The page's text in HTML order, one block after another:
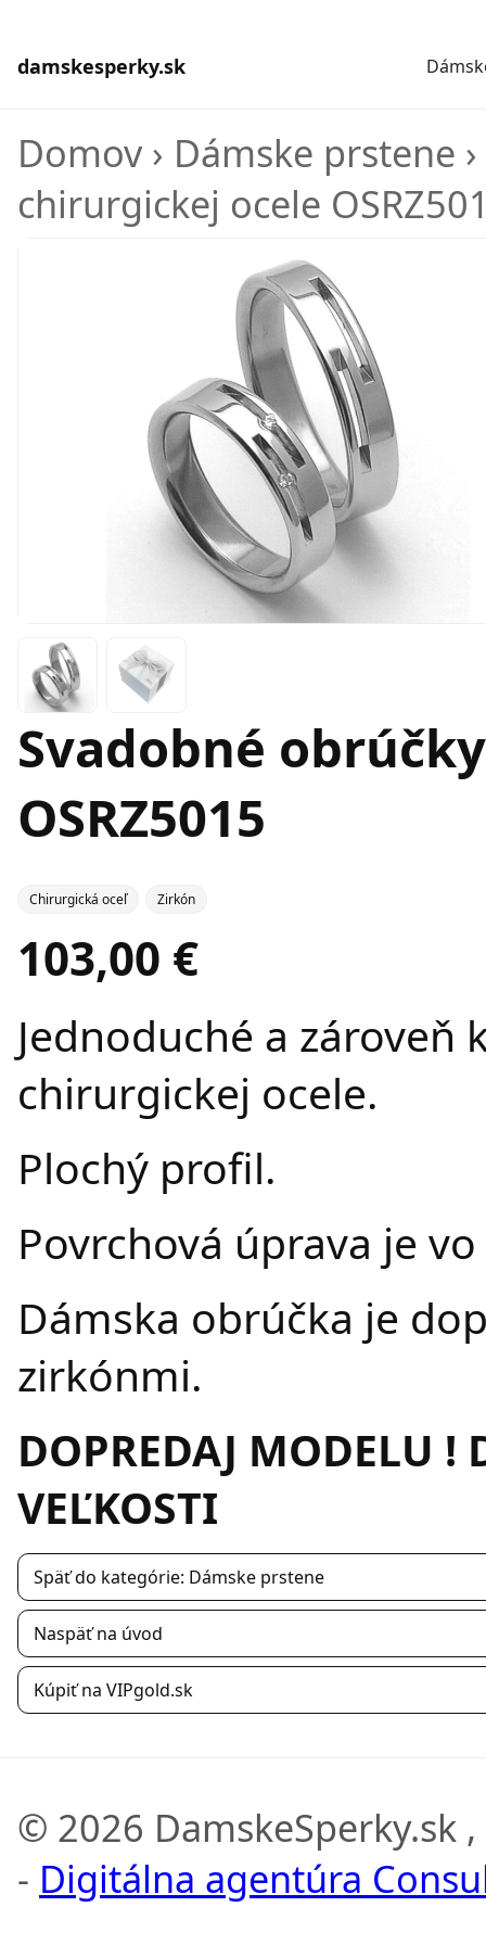
damskesperky.sk
Domov› Dámske prstene ›
chirurgickej ocele
Svadobné
OSRZ5015
Chirurgická oceľ Zirkón
103,00 €
Jednoduché a zároveň
chirurgickej ocele.
Plochý profil.
Povrchová úprava je
Dámska obrúčka je
zirkónmi.
DOPREDAJ MODELU !
VEĽKOSTI
Späť do kategórie: Dámske prstene
Naspäť na úvod
Kúpiť na VIPgold.sk
© 2026 DamskeSperky.sk
- Digitálna agentúra